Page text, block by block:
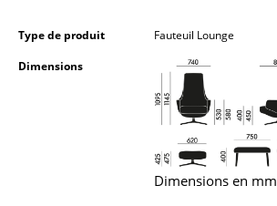
Suspensions & Plafonniers
Lampes de table
Lampes de bureau
Lampadaires et Liseuses
Type de produit
Fauteuil Lounge
Dimensions
Dimensions en mm